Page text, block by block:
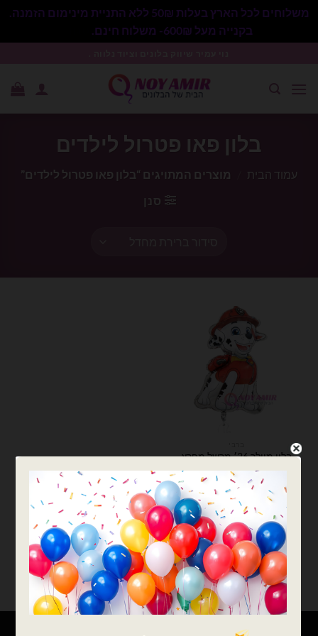
משלוחים לכל הארץ בעלות 50₪ ללא התניית מינימום הזמנה.
בקנייה מעל 600₪- משלוח חינם.
בלון פאו פטרול לילדים
עמוד הבית
מוצרים המתויגים “בלון פאו פטרול לילדים”
סנן
בלון מיילר 26׳ מרשל מפרץ
ההרפתקאות Paw Patrol
15.00
כמות של בלון מיילר 26׳ מרשל מפרץ ההרפתקאות Paw Patrol
הוספה לסל